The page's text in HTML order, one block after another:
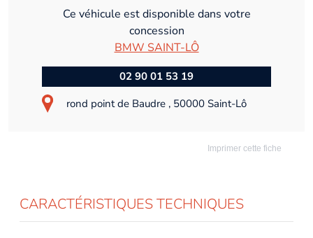
Ce véhicule est disponible dans votre
concession
BMW SAINT-LÔ
02 90 01 53 19
rond point de Baudre , 50000 Saint-Lô
Imprimer cette fiche
CARACTÉRISTIQUES TECHNIQUES